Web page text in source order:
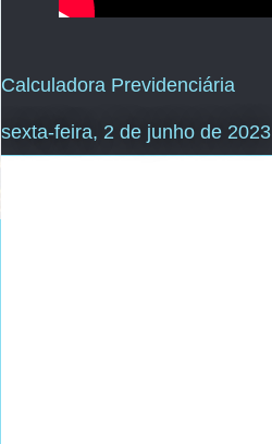
Calculadora Previdenciária
sexta-feira, 2 de junho de 2023